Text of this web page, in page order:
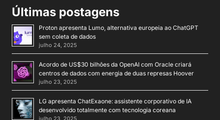
Últimas postagens
Proton apresenta Lumo, alternativa europeia ao ChatGPT
sem coleta de dados
julho 24, 2025
Acordo de US$30 bilhões da OpenAI com Oracle criará
centros de dados com energia de duas represas Hoover
julho 23, 2025
LG apresenta ChatExaone: assistente corporativo de IA
desenvolvido totalmente com tecnologia coreana
julho 23, 2025